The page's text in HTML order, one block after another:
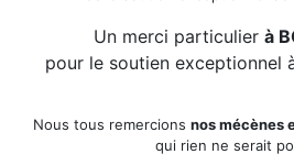
Un merci particulier à
pour le soutien exceptionnel
Nous tous remercions nos mécènes
qui rien ne serait